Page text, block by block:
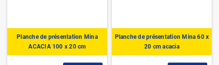
Planche de présentation Mina
ACACIA 100 x 20 cm
Planche de présentation Mina 60 x
20 cm acacia